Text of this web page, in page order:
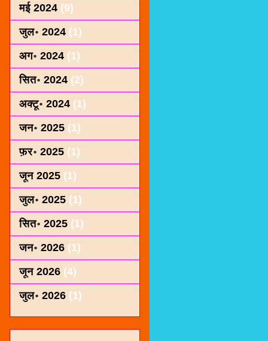
मई 2024 (9)
जुल॰ 2024 (1)
अग॰ 2024 (1)
सित॰ 2024 (2)
अक्टू॰ 2024 (1)
जन॰ 2025 (1)
फ़र॰ 2025 (1)
जून 2025 (1)
जुल॰ 2025 (1)
सित॰ 2025 (1)
जन॰ 2026 (1)
जून 2026 (4)
जुल॰ 2026 (1)